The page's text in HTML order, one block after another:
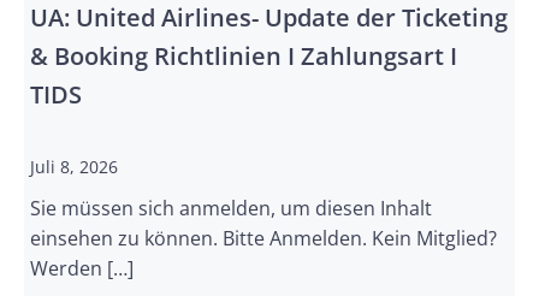
UA: United Airlines- Update der Ticketing
& Booking Richtlinien I Zahlungsart I
TIDS
Juli 8, 2026
Sie müssen sich anmelden, um diesen Inhalt
einsehen zu können. Bitte Anmelden. Kein Mitglied?
Werden […]